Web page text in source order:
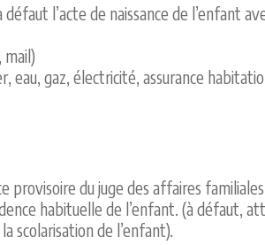
l’acte de naissance de l’enfant
eau, gaz, électricité, assurance
provisoire du juge des affaires
habituelle de l’enfant. (à défaut,
scolarisation de l’enfant).